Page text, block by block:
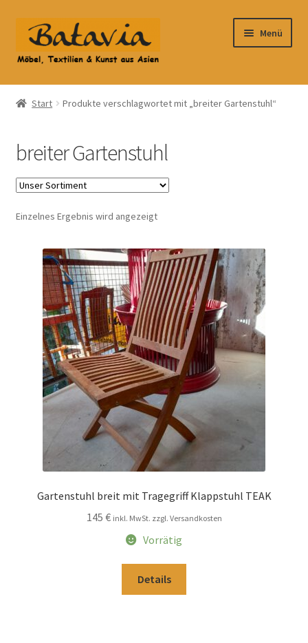
Zur
Navigation
springen
Zum
Inhalt
springen
Menü
Start
AGB
Anfahrt
Datenschutzerklärung
Heimtextilien
Impressum
Kasse
Kolonialmöbel
Kontakt
Versandkosten und Zahlungsbedingungen
Start Produkte verschlagwortet mit „breiter Gartenstuhl“
breiter Gartenstuhl
Einzelnes Ergebnis wird angezeigt
Gartenstuhl breit mit Tragegriff Klappstuhl TEAK
145 € inkl. MwSt. zzgl. Versandkosten
Vorrätig
Details